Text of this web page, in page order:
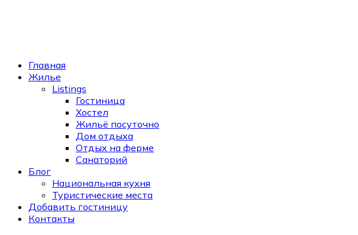
Главная
Жилье
Listings
Гостиница
Хостел
Жильё посуточно
Дом отдыха
Отдых на ферме
Санаторий
Блог
Национальная кухня
Туристические места
Добавить гостиницу
Контакты